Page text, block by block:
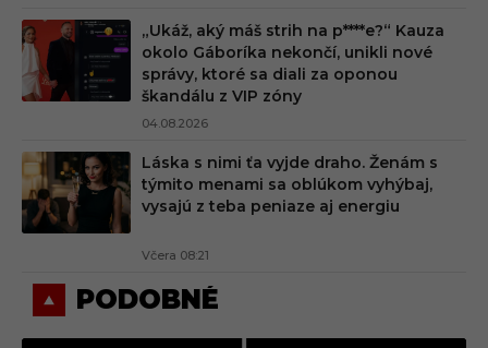
„Ukáž, aký máš strih na p****e?“ Kauza
okolo Gáboríka nekončí, unikli nové
správy, ktoré sa diali za oponou
škandálu z VIP zóny
04.08.2026
Láska s nimi ťa vyjde draho. Ženám s
týmito menami sa oblúkom vyhýbaj,
vysajú z teba peniaze aj energiu
Včera 08:21
PODOBNÉ